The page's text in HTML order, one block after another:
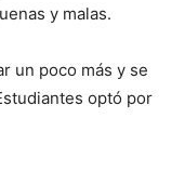
y malas.
un poco más y se
optó por